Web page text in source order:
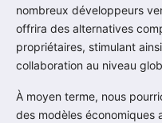
nombreux développeurs
offrira des alternatives
propriétaires, stimulant
collaboration au niveau
À moyen terme, nous
des modèles économiques